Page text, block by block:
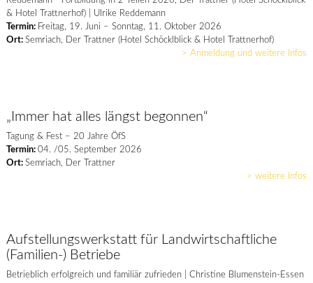
& Hotel Trattnerhof) | Ulrike Reddemann
Termin: Freitag, 19. Juni – Sonntag, 11. Oktober 2026
Ort: Semriach, Der Trattner (Hotel Schöcklblick & Hotel Trattnerhof)
> Anmeldung und weitere Infos
„Immer hat alles längst begonnen“
Tagung & Fest – 20 Jahre ÖfS
Termin: 04. /05. September 2026
Ort: Semriach, Der Trattner
> weitere Infos
Aufstellungswerkstatt für Landwirtschaftliche
(Familien-) Betriebe
Betrieblich erfolgreich und familiär zufrieden | Christine Blumenstein-Essen